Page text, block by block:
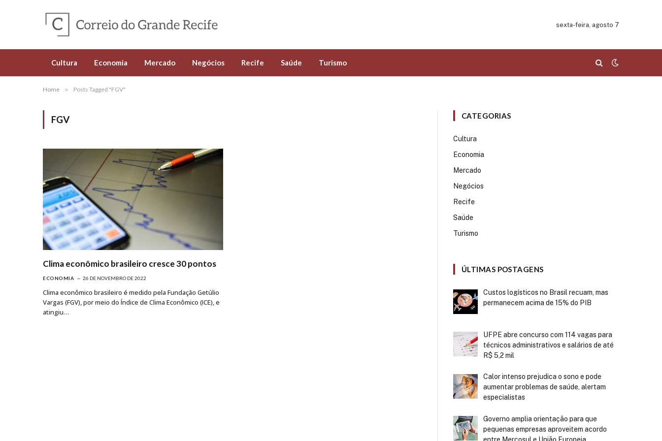
sexta-feira, agosto 7
Cultura Economia Mercado Negócios Recife Saúde Turismo
Home » Posts Tagged "FGV"
FGV
Clima econômico brasileiro cresce 30 pontos
ECONOMIA 26 DE NOVEMBRO DE 2022
Clima econômico brasileiro é medido pela Fundação Getúlio
Vargas (FGV), por meio do Índice de Clima Econômico (ICE), e
atingiu…
CATEGORIAS
Cultura
Economia
Mercado
Negócios
Recife
Saúde
Turismo
ÚLTIMAS POSTAGENS
Custos logísticos no Brasil recuam, mas
permanecem acima de 15% do PIB
UFPE abre concurso com 114 vagas para
técnicos administrativos e salários de até
R$ 5,2 mil
Calor intenso prejudica o sono e pode
aumentar problemas de saúde, alertam
especialistas
Governo amplia orientação para que
pequenas empresas aproveitem acordo